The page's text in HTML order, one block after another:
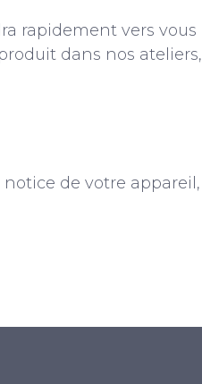
rapidement vers vous
dans nos ateliers,
de votre appareil,